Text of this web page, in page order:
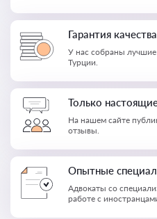
Гарантия качества
У нас собраны
Турции.
Только
На нашем сайте
отзывы.
Опытные
Адвокаты со
работе с